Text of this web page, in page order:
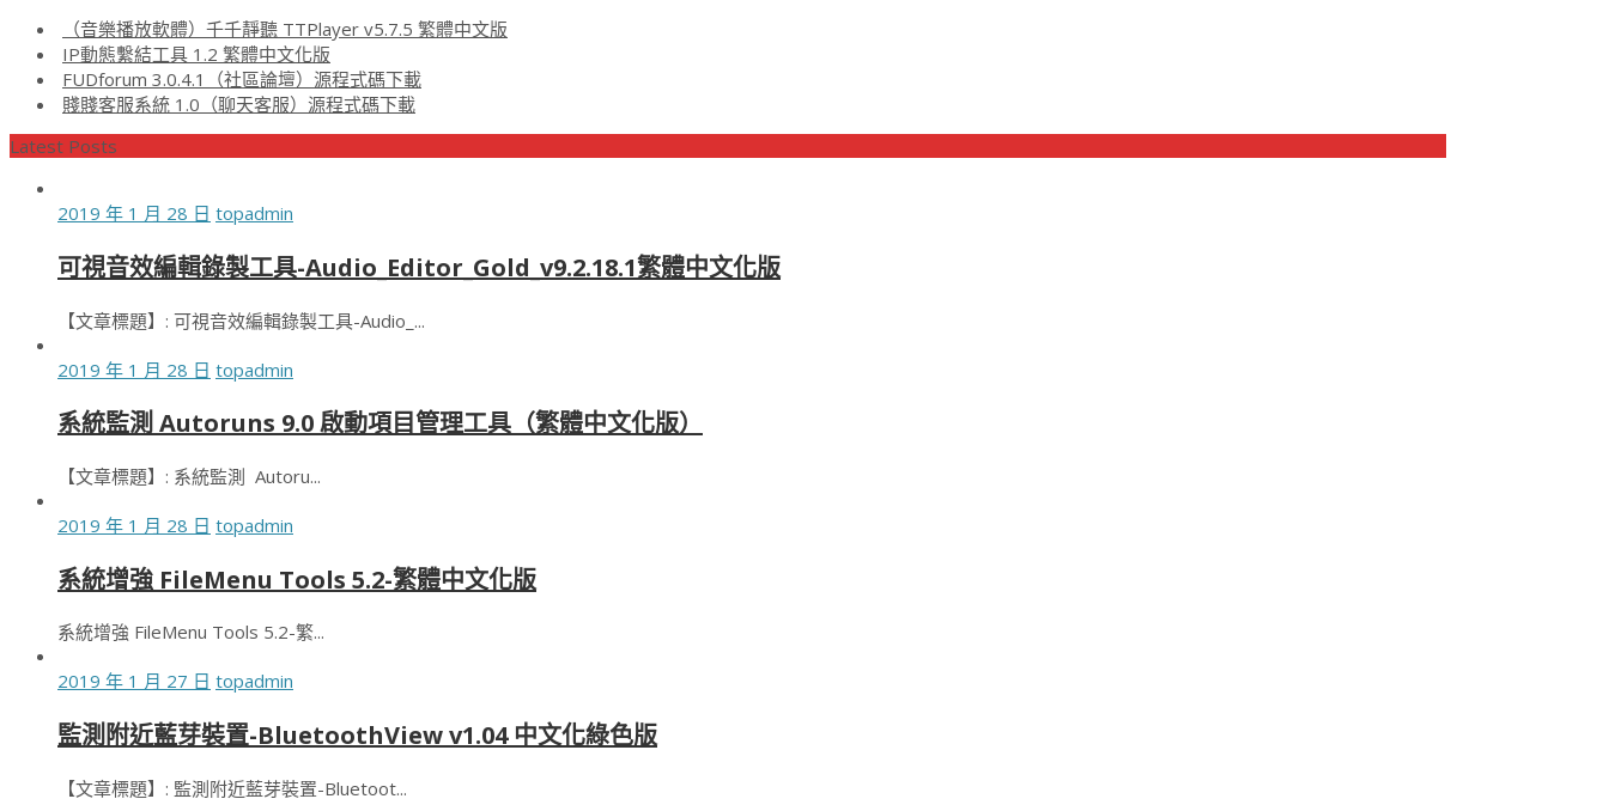
（音樂播放軟體）千千靜聽 TTPlayer v5.7.5 繁體中文版
IP動態繫結工具 1.2 繁體中文化版
FUDforum 3.0.4.1（社區論壇）源程式碼下載
賤賤客服系統 1.0（聊天客服）源程式碼下載
Latest Posts
2019 年 1 月 28 日 topadmin
可視音效編輯錄製工具-Audio_Editor_Gold_v9.2.18.1繁體中文化版
【文章標題】: 可視音效編輯錄製工具-Audio_...
2019 年 1 月 28 日 topadmin
系統監測 Autoruns 9.0 啟動項目管理工具（繁體中文化版）
【文章標題】: 系統監測 Autoru...
2019 年 1 月 28 日 topadmin
系統增強 FileMenu Tools 5.2-繁體中文化版
系統增強 FileMenu Tools 5.2-繁...
2019 年 1 月 27 日 topadmin
監測附近藍芽裝置-BluetoothView v1.04 中文化綠色版
【文章標題】: 監測附近藍芽裝置-Bluetoot...